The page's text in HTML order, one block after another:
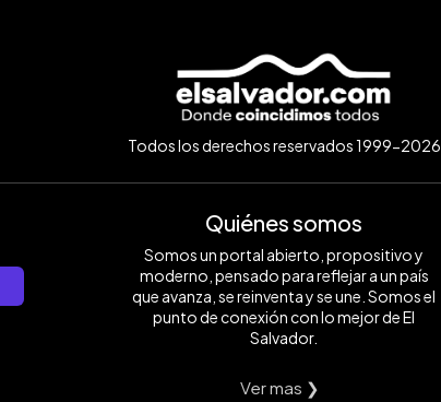
Todos los derechos reservados 1999-2026
Quiénes somos
Somos un portal abierto, propositivo y
moderno, pensado para reflejar a un país
que avanza, se reinventa y se une. Somos el
punto de conexión con lo mejor de El
Salvador.
Ver mas ❯